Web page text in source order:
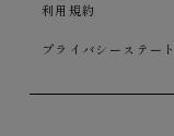
利用規約
プライバシーステー